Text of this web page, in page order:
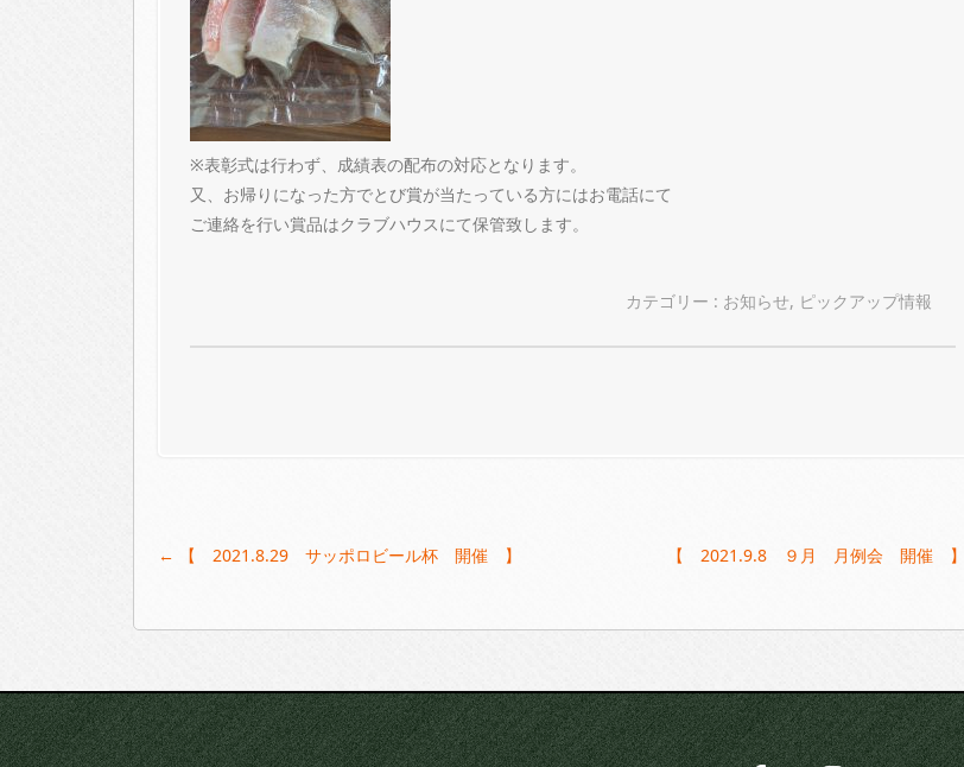
※表彰式は行わず、成績表の配布の対応となります。
又、お帰りになった方でとび賞が当たっている方にはお電話にて
ご連絡を行い賞品はクラブハウスにて保管致します。
カテゴリー : お知らせ, ピックアップ情報
Post
navigation
← 【 2021.8.29 サッポロビール杯 開催 】 【 2021.9.8 ９月 月例会 開催 】